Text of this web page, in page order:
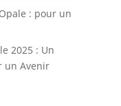
: pour un
2025 : Un
un Avenir